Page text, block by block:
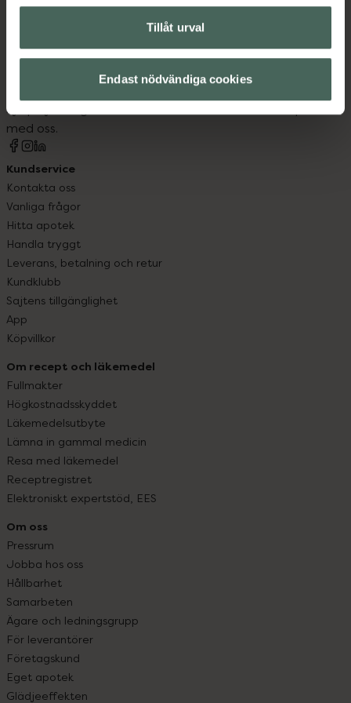
Tillåt urval
Endast nödvändiga cookies
Kronans Apotek finns här för dig. Du hittar oss från Skåne i
datorn. Oavsett vem du är så är det vårt uppdrag att
hjälpa just dig att må lite bättre. Välkommen att prata
med oss.
Kundservice
Kontakta oss
Vanliga frågor
Hitta apotek
Handla tryggt
Leverans, betalning och retur
Kundklubb
Sajtens tillgänglighet
App
Köpvillkor
Om recept och läkemedel
Fullmakter
Högkostnadsskyddet
Läkemedelsutbyte
Lämna in gammal medicin
Resa med läkemedel
Receptregistret
Elektroniskt expertstöd, EES
Om oss
Pressrum
Jobba hos oss
Hållbarhet
Samarbeten
Ägare och ledningsgrupp
För leverantörer
Företagskund
Eget apotek
Glädjeeffekten